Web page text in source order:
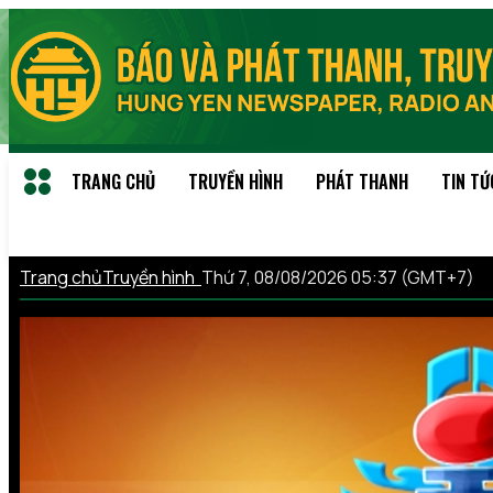
TRANG CHỦ TRUYỀN HÌNH PHÁT THANH TIN
Trang chủTruyền hình Thứ 7, 08/08/2026 05:37 (GMT+7)